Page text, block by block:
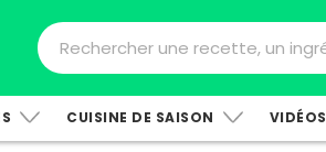
CUISINE DE SAISON VIDÉOS